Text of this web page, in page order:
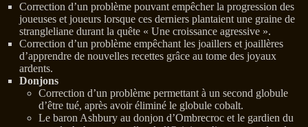
Correction d’un problème pouvant empêcher la progression des
joueuses et joueurs lorsque ces derniers plantaient une graine de
strangleliane durant la quête « Une croissance agressive ».
Correction d’un problème empêchant les joaillers et joaillères
d’apprendre de nouvelles recettes grâce au tome des joyaux
ardents.
Donjons
Correction d’un problème permettant à un second globule
d’être tué, après avoir éliminé le globule cobalt.
Le baron Ashbury au donjon d’Ombrecroc et le gardien du